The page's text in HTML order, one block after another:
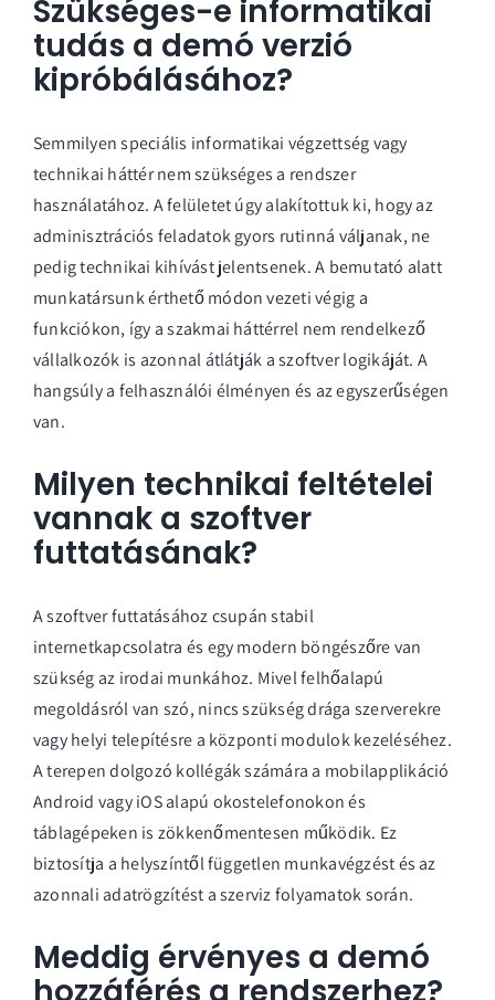
Szükséges-e informatikai
tudás a demó verzió
kipróbálásához?
Semmilyen speciális informatikai végzettség vagy
technikai háttér nem szükséges a rendszer
használatához. A felületet úgy alakítottuk ki, hogy az
adminisztrációs feladatok gyors rutinná váljanak, ne
pedig technikai kihívást jelentsenek. A bemutató alatt
munkatársunk érthető módon vezeti végig a
funkciókon, így a szakmai háttérrel nem rendelkező
vállalkozók is azonnal átlátják a szoftver logikáját. A
hangsúly a felhasználói élményen és az egyszerűségen
van.
Milyen technikai feltételei
vannak a szoftver
futtatásának?
A szoftver futtatásához csupán stabil
internetkapcsolatra és egy modern böngészőre van
szükség az irodai munkához. Mivel felhőalapú
megoldásról van szó, nincs szükség drága szerverekre
vagy helyi telepítésre a központi modulok kezeléséhez.
A terepen dolgozó kollégák számára a mobilapplikáció
Android vagy iOS alapú okostelefonokon és
táblagépeken is zökkenőmentesen működik. Ez
biztosítja a helyszíntől független munkavégzést és az
azonnali adatrögzítést a szerviz folyamatok során.
Meddig érvényes a demó